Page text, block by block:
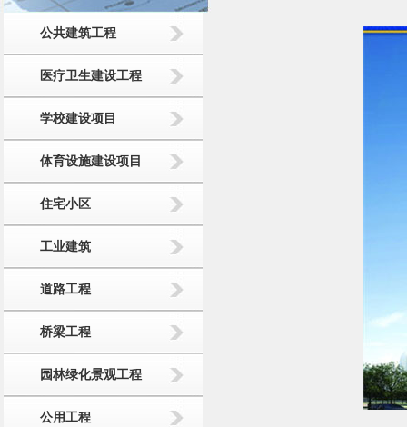
公共建筑工程
医疗卫生建设工程
学校建设项目
体育设施建设项目
住宅小区
工业建筑
道路工程
桥梁工程
园林绿化景观工程
公用工程